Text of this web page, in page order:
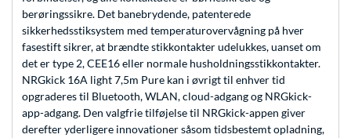
berøringssikre. Det banebrydende, patenterede
sikkerhedsstiksystem med temperaturovervågning på hver
fasestift sikrer, at brændte stikkontakter udelukkes, uanset om
det er type 2, CEE16 eller normale husholdningsstikkontakter.
NRGkick 16A light 7,5m Pure kan i øvrigt til enhver tid
opgraderes til Bluetooth, WLAN, cloud-adgang og NRGkick-
app-adgang. Den valgfrie tilføjelse til NRGkick-appen giver
derefter yderligere innovationer såsom tidsbestemt opladning,